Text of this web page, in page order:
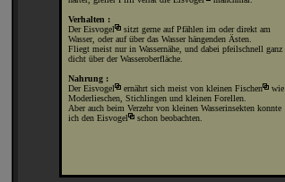
Verhalten :
DerEisvogel
sitzt gerne auf Pfählen im oder direkt am
Wasser, oder auf über das Wasser hängenden Ästen.
Fliegt meist nur in Wassernähe, und dabei pfeilschnell ganz
dicht über der Wasseroberfläche.
Nahrung :
DerEisvogel ernährt sich meist von kleinen Fischen
wie
Moderlieschen, Stichlingen und kleinen Forellen.
Aber auch beim Verzehr von kleinen Wasserinsekten konnte
ich den Eisvogel schon beobachten.